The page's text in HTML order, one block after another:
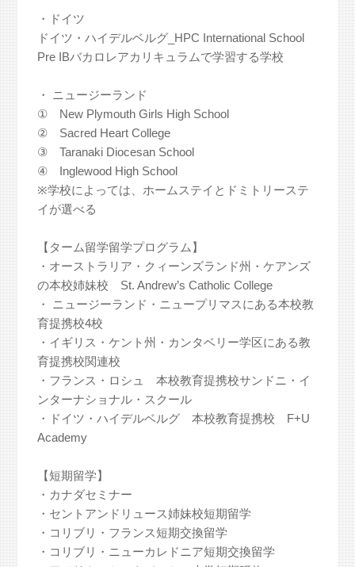
・ドイツ
ドイツ・ハイデルベルグ_HPC International School
Pre IBバカロレアカリキュラムで学習する学校
・ ニュージーランド
① New Plymouth Girls High School
② Sacred Heart College
③ Taranaki Diocesan School
④ Inglewood High School
※学校によっては、ホームステイとドミトリーステ
イが選べる
【ターム留学留学プログラム】
・オーストラリア・クィーンズランド州・ケアンズ
の本校姉妹校 St. Andrew’s Catholic College
・ ニュージーランド・ニュープリマスにある本校教
育提携校4校
・イギリス・ケント州・カンタベリー学区にある教
育提携校関連校
・フランス・ロシュ 本校教育提携校サンドニ・イ
ンターナショナル・スクール
・ドイツ・ハイデルベルグ 本校教育提携校 F+U
Academy
【短期留学】
・カナダセミナー
・セントアンドリュース姉妹校短期留学
・コリブリ・フランス短期交換留学
・コリブリ・ニューカレドニア短期交換留学